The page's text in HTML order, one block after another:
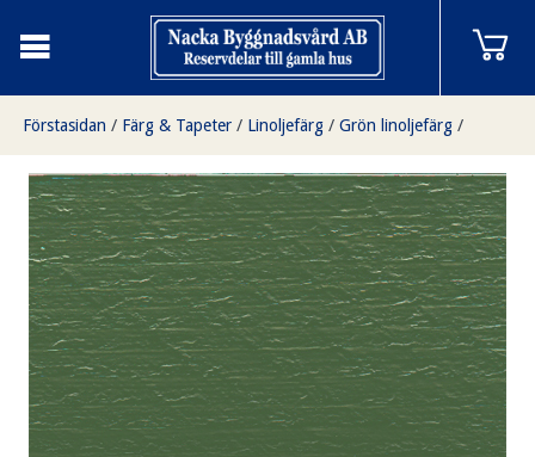
Förstasidan / Färg & Tapeter / Linoljefärg / Grön linoljefärg /
Thottgrön 3 liter